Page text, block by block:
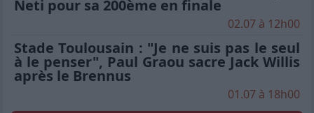
Neti pour sa 200ème en finale
02.07 à 12h00
Stade Toulousain : "Je ne suis pas le seul
à le penser", Paul Graou sacre Jack Willis
après le Brennus
01.07 à 18h00